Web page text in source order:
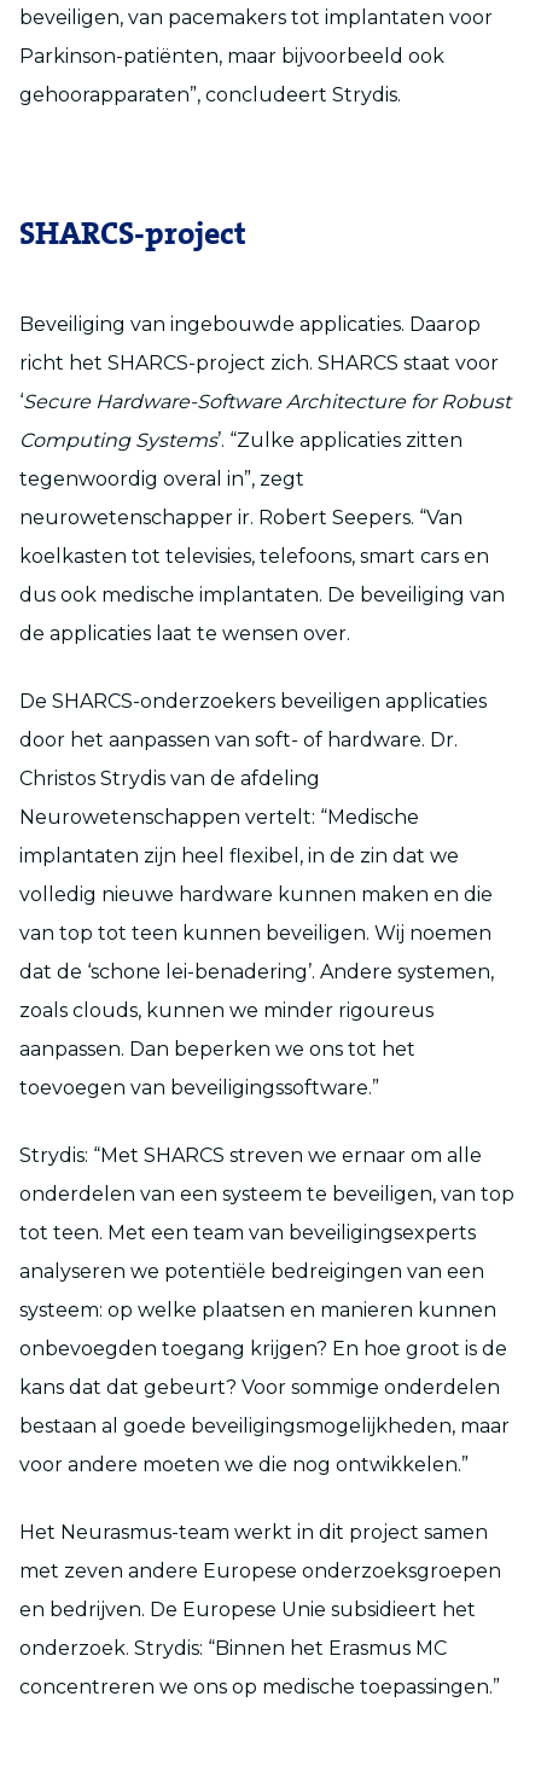
beveiligen, van pacemakers tot implantaten voor
Parkinson-patiënten, maar bijvoorbeeld ook
gehoorapparaten”, concludeert Strydis.
SHARCS-project
Beveiliging van ingebouwde applicaties. Daarop
richt het SHARCS-project zich. SHARCS staat voor
‘Secure Hardware-Software Architecture for Robust
Computing Systems’. “Zulke applicaties zitten
tegenwoordig overal in”, zegt
neurowetenschapper ir. Robert Seepers. “Van
koelkasten tot televisies, telefoons, smart cars en
dus ook medische implantaten. De beveiliging van
de applicaties laat te wensen over.
De SHARCS-onderzoekers beveiligen applicaties
door het aanpassen van soft- of hardware. Dr.
Christos Strydis van de afdeling
Neurowetenschappen vertelt: “Medische
implantaten zijn heel flexibel, in de zin dat we
volledig nieuwe hardware kunnen maken en die
van top tot teen kunnen beveiligen. Wij noemen
dat de ‘schone lei-benadering’. Andere systemen,
zoals clouds, kunnen we minder rigoureus
aanpassen. Dan beperken we ons tot het
toevoegen van beveiligingssoftware.”
Strydis: “Met SHARCS streven we ernaar om alle
onderdelen van een systeem te beveiligen, van top
tot teen. Met een team van beveiligingsexperts
analyseren we potentiële bedreigingen van een
systeem: op welke plaatsen en manieren kunnen
onbevoegden toegang krijgen? En hoe groot is de
kans dat dat gebeurt? Voor sommige onderdelen
bestaan al goede beveiligingsmogelijkheden, maar
voor andere moeten we die nog ontwikkelen.”
Het Neurasmus-team werkt in dit project samen
met zeven andere Europese onderzoeksgroepen
en bedrijven. De Europese Unie subsidieert het
onderzoek. Strydis: “Binnen het Erasmus MC
concentreren we ons op medische toepassingen.”